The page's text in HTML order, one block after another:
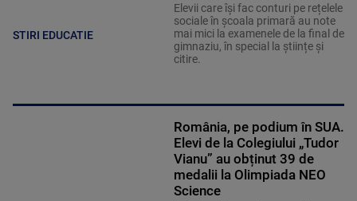
STIRI EDUCATIE
Elevii care îşi fac conturi pe rețelele
sociale în școala primară au note
mai mici la examenele de la final de
gimnaziu, în special la științe și
citire.
România, pe podium în SUA.
Elevi de la Colegiului „Tudor
Vianu” au obținut 39 de
medalii la Olimpiada NEO
Science